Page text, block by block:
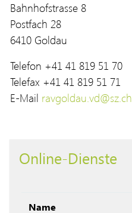
Bahnhofstrasse 8
Postfach 28
6410 Goldau
Telefon +41 41 819 51 70
Telefax +41 41 819 51 71
E-Mail ravgoldau.vd@sz.ch
Online-Dienste
Name